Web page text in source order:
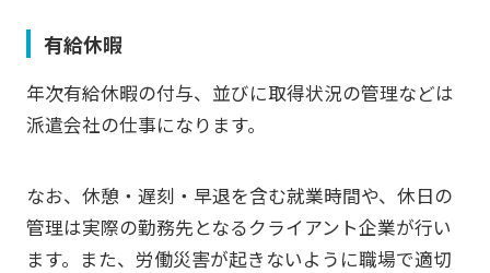
有給休暇
年次有給休暇の付与、並びに取得状況の管理などは
派遣会社の仕事になります。
なお、休憩・遅刻・早退を含む就業時間や、休日の
管理は実際の勤務先となるクライアント企業が行い
ます。また、労働災害が起きないように職場で適切